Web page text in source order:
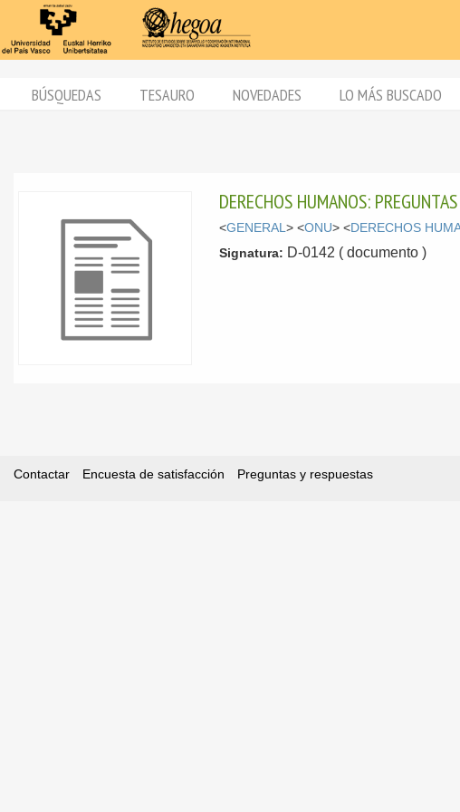
BÚSQUEDAS TESAURO NOVEDADES LO MÁS BUSCADO
DERECHOS HUMANOS:
<GENERAL> <ONU> <DERECHOS
Signatura: D-0142 ( documento )
Contactar Encuesta de satisfacción Preguntas y respuestas